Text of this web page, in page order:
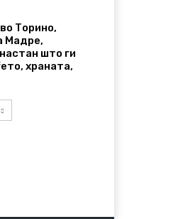
Торино,
Мадре,
што ги
храната,